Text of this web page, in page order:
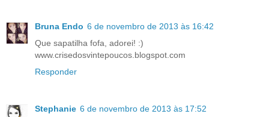
Bruna Endo 6 de novembro de 2013 às 16:42
Que sapatilha fofa, adorei! :)
www.crisedosvintepoucos.blogspot.com
Responder
Stephanie 6 de novembro de 2013 às 17:52